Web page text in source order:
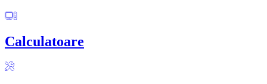
Calculatoare